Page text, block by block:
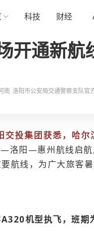
科技 财经
开通新航
南 洛阳市公安局交通警察支队官
交投集团获悉，哈
洛阳—惠州航线启航
航线，为广大旅客
机型执飞，班期